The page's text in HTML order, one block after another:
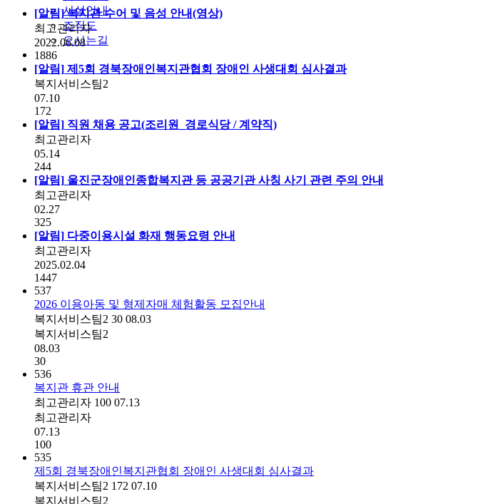
시설안내
조직도
오시는길
[알림] 복지관 수어 및 음성 안내(영상)
최고관리자
2022.06.08
1886
[알림] 제5회 경북장애인복지관협회 장애인 사생대회 심사결과
복지서비스팀2
07.10
172
[알림] 직원 채용 공고(조리원_경로식당 / 계약직)
최고관리자
05.14
244
[알림] 울진군장애인종합복지관 등 공공기관 사칭 사기 관련 주의 안내
최고관리자
02.27
325
[알림] 다중이용시설 화재 행동요령 안내
최고관리자
2025.02.04
1447
537
2026 이용아동 및 형제자매 체험활동 모집안내
복지서비스팀2 30 08.03
복지서비스팀2
08.03
30
536
복지관 휴관 안내
최고관리자 100 07.13
최고관리자
07.13
100
535
제5회 경북장애인복지관협회 장애인 사생대회 심사결과
복지서비스팀2 172 07.10
복지서비스팀2